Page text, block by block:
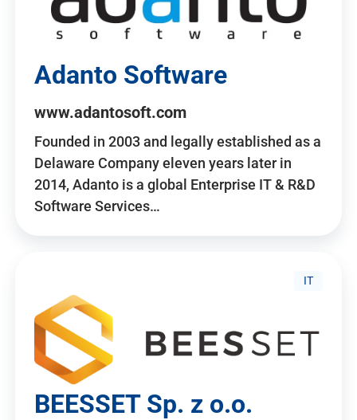
Adanto Software
www.adantosoft.com
Founded in 2003 and legally established as a
Delaware Company eleven years later in
2014, Adanto is a global Enterprise IT & R&D
Software Services…
IT
BEESSET Sp. z o.o.